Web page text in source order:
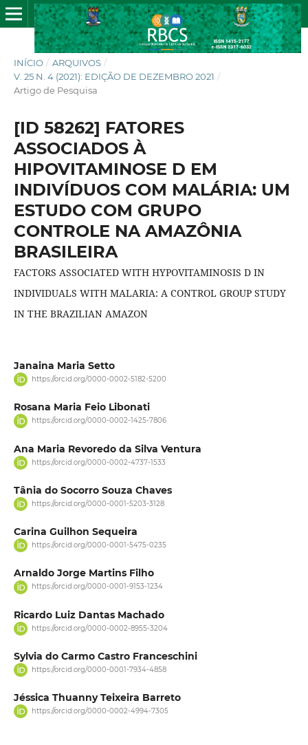
INÍCIO / ARQUIVOS /
V. 25 N. 4 (2021): EDIÇÃO DE DEZEMBRO 2021 /
Artigo de Pesquisa
[ID 58262] FATORES
ASSOCIADOS À
HIPOVITAMINOSE D EM
INDIVÍDUOS COM MALÁRIA: UM
ESTUDO COM GRUPO
CONTROLE NA AMAZÔNIA
BRASILEIRA
FACTORS ASSOCIATED WITH HYPOVITAMINOSIS D IN
INDIVIDUALS WITH MALARIA: A CONTROL GROUP STUDY
IN THE BRAZILIAN AMAZON
Janaina Maria Setto
https://orcid.org/0000-0002-5182-5200
Rosana Maria Feio Libonati
https://orcid.org/0000-0002-1425-7806
Ana Maria Revoredo da Silva Ventura
https://orcid.org/0000-0002-4737-1533
Tânia do Socorro Souza Chaves
https://orcid.org/0000-0001-5203-3128
Carina Guilhon Sequeira
https://orcid.org/0000-0001-5475-0235
Arnaldo Jorge Martins Filho
https://orcid.org/0000-0001-9153-1234
Ricardo Luiz Dantas Machado
https://orcid.org/0000-0002-8955-3204
Sylvia do Carmo Castro Franceschini
https://orcid.org/0000-0001-7934-4858
Jéssica Thuanny Teixeira Barreto
https://orcid.org/0000-0002-4994-7305